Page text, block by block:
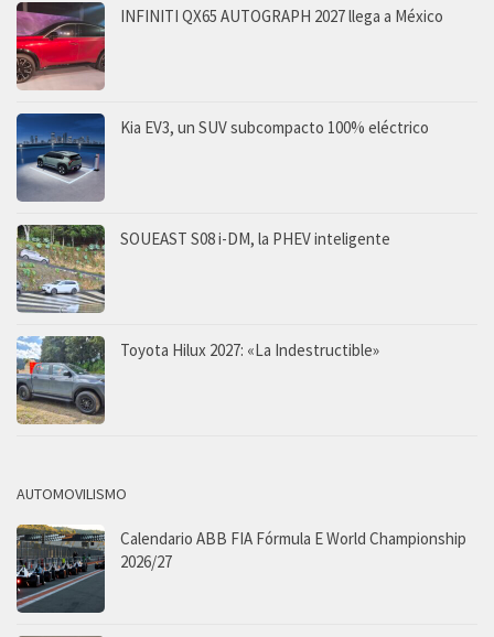
INFINITI QX65 AUTOGRAPH 2027 llega a México
Kia EV3, un SUV subcompacto 100% eléctrico
SOUEAST S08 i-DM, la PHEV inteligente
Toyota Hilux 2027: «La Indestructible»
AUTOMOVILISMO
Calendario ABB FIA Fórmula E World Championship
2026/27